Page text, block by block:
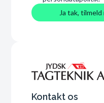
Ja tak,
Kontakt os